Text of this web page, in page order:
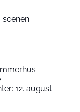
12. august